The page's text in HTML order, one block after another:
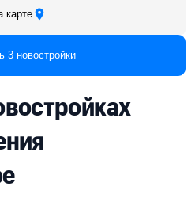
карте
3 новостройки